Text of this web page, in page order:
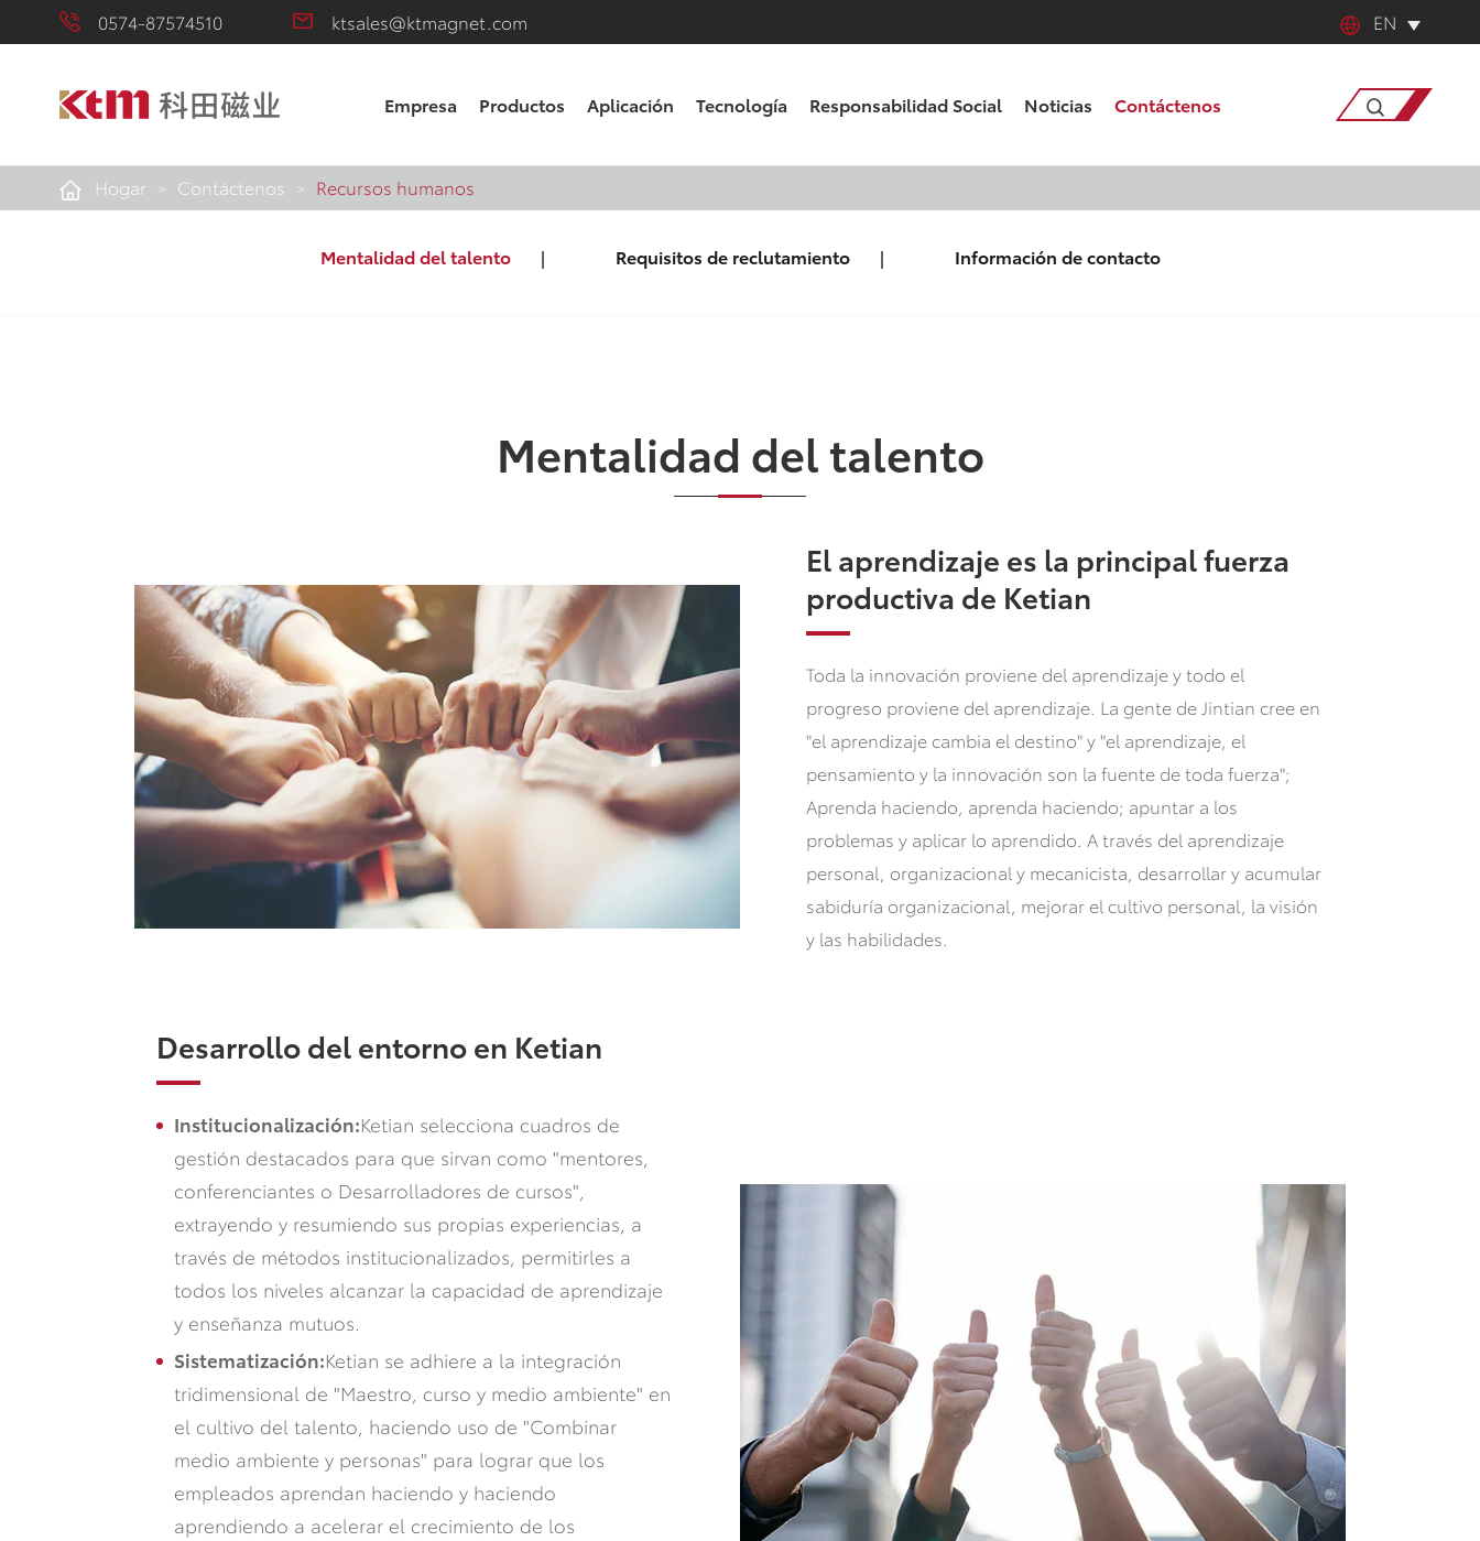
0574-87574510 ktsales@ktmagnet.com
EN
Empresa Productos Aplicación Tecnología Responsabilidad Social Noticias Contáctenos
Hogar Contáctenos Recursos humanos
Mentalidad del talento Requisitos de reclutamiento Información de contacto
Mentalidad del talento
El aprendizaje es la principal fuerza
productiva de Ketian
Toda la innovación proviene del aprendizaje y todo el
progreso proviene del aprendizaje. La gente de Jintian cree en
"el aprendizaje cambia el destino" y "el aprendizaje, el
pensamiento y la innovación son la fuente de toda fuerza";
Aprenda haciendo, aprenda haciendo; apuntar a los
problemas y aplicar lo aprendido. A través del aprendizaje
personal, organizacional y mecanicista, desarrollar y acumular
sabiduría organizacional, mejorar el cultivo personal, la visión
y las habilidades.
Desarrollo del entorno en Ketian
Institucionalización:Ketian selecciona cuadros de
gestión destacados para que sirvan como "mentores,
conferenciantes o Desarrolladores de cursos",
extrayendo y resumiendo sus propias experiencias, a
través de métodos institucionalizados, permitirles a
todos los niveles alcanzar la capacidad de aprendizaje
y enseñanza mutuos.
Sistematización:Ketian se adhiere a la integración
tridimensional de "Maestro, curso y medio ambiente" en
el cultivo del talento, haciendo uso de "Combinar
medio ambiente y personas" para lograr que los
empleados aprendan haciendo y haciendo
aprendiendo a acelerar el crecimiento de los